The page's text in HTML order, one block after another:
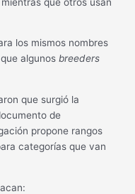
los mismos nombres
algunosbreeders
que surgió la
de
propone rangos
categorías que van